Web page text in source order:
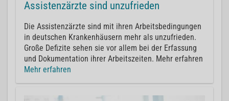
Assistenzärzte sind unzufrieden
Die Assistenzärzte sind mit ihren Arbeitsbedingungen
in deutschen Krankenhäusern mehr als unzufrieden.
Große Defizite sehen sie vor allem bei der Erfassung
und Dokumentation ihrer Arbeitszeiten. Mehr erfahren
Mehr erfahren